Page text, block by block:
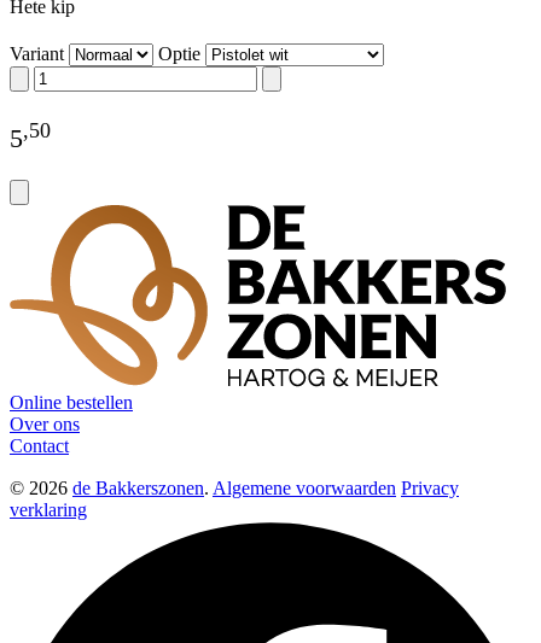
Hete kip
Variant Optie
5,50
Online bestellen
Over ons
Contact
© 2026 de Bakkerszonen. Algemene voorwaarden Privacy
verklaring